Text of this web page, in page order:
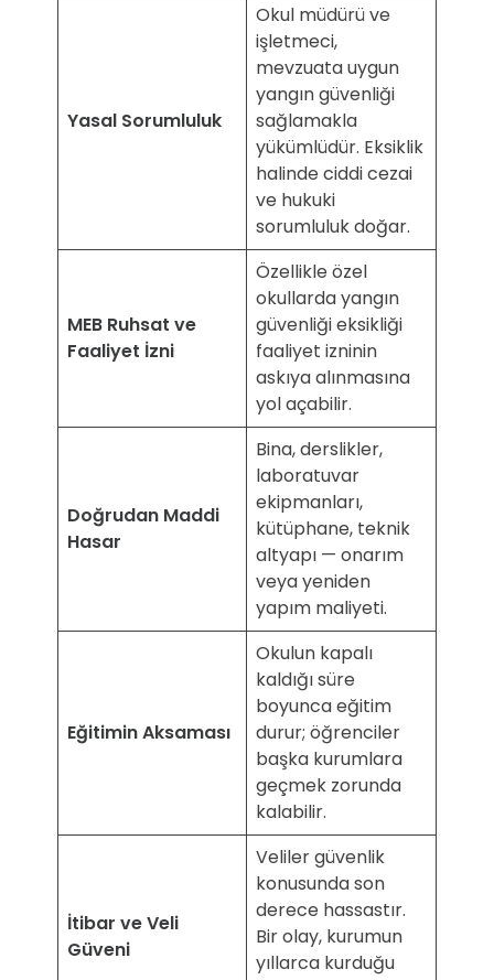
Yasal Sorumluluk
Okul müdürü ve
işletmeci,
mevzuata uygun
yangın güvenliği
sağlamakla
yükümlüdür. Eksiklik
halinde ciddi cezai
ve hukuki
sorumluluk doğar.
MEB Ruhsat ve
Faaliyet İzni
Özellikle özel
okullarda yangın
güvenliği eksikliği
faaliyet izninin
askıya alınmasına
yol açabilir.
Doğrudan Maddi
Hasar
Bina, derslikler,
laboratuvar
ekipmanları,
kütüphane, teknik
altyapı — onarım
veya yeniden
yapım maliyeti.
Eğitimin Aksaması
Okulun kapalı
kaldığı süre
boyunca eğitim
durur; öğrenciler
başka kurumlara
geçmek zorunda
kalabilir.
İtibar ve Veli
Güveni
Veliler güvenlik
konusunda son
derece hassastır.
Bir olay, kurumun
yıllarca kurduğu